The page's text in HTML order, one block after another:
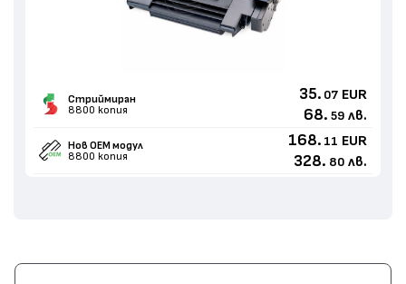
Стриймиран
8800 копия
35. 07 EUR
68. 59 лв.
Нов ОЕМ модул
8800 копия
168. 11 EUR
328. 80 лв.